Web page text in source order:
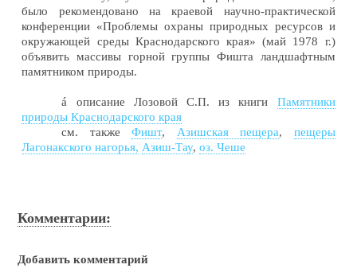
было рекомендовано на краевой научно-практической
конференции «Проблемы охраны природных ресурсов и
окружающей среды Краснодарского края» (май 1978 г.)
объявить массивы горной группы Фишта ландшафтным
памятником природы.
á описание Лозовой С.П. из книги Памятники
природы Краснодарского края
см. такжеФишт, Азишская пещера, пещеры
Лагонакского нагорья, Азиш-Тау,оз. Чеше
Комментарии:
Добавить комментарий